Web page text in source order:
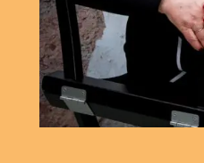
uns helfen, diese Website und
Personenbezogene Daten
Adressen), z. B. für
Anzeigen- und Inhaltsmessung.
die Verwendung Ihrer Daten
Datenschutzerklärung
Hier finden Sie eine Übersicht
Sie können Ihre Einwilligung